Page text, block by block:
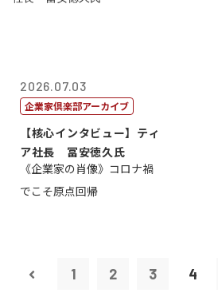
2026.07.03
企業家倶楽部アーカイブ
【核心インタビュー】ティ
ア社長 冨安徳久氏
《企業家の肖像》コロナ禍
でこそ原点回帰
1 2 3 4